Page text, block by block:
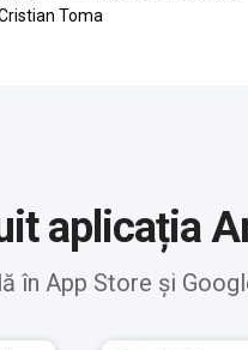
Toma
aplicația
în App Store și